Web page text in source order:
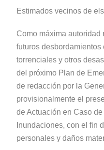
Estimados vecinos de
Como máxima
futuros
torrenciales y otros
del próximo Plan de
de redacción por la
provisionalmente el
de Actuación en Caso
Inundaciones, con el fin
personales y daños